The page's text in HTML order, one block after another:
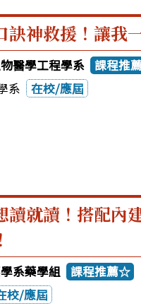
神救援！讓我
醫學工程學系 課程推
系
在校/應屆
就讀！搭配內
系藥學組
課程推薦☆
校/應屆